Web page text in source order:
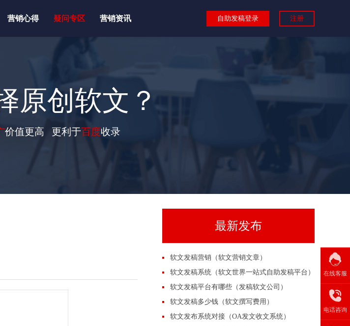
营销心得 疑问专区 营销资讯 自助发稿登录 注册
原创软文？
价值更高 更利于百度收录
最新发布
软文发稿营销（软文营销文章）
软文发稿系统（软文世界一站式自助发稿平台）
软文发稿平台有哪些（发稿软文公司）
软文发稿多少钱（软文撰写费用）
软文发布系统对接（OA发文收文系统）
在线客服
电话咨询